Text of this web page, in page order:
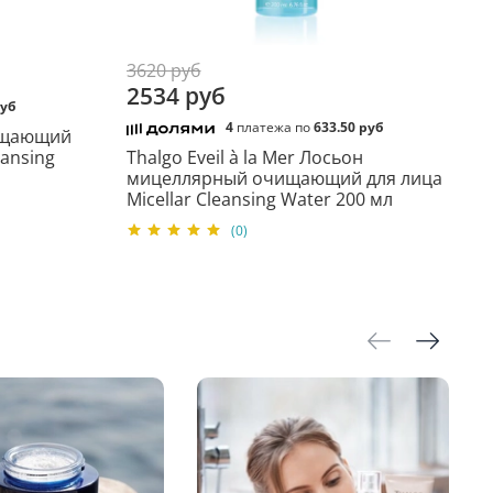
Oil, Fucus Vesiculosus Powder, Laminaria
Calcareum Powder, Calendula
Sodium Chloride, Palm Kernel Acid,
кожу круговыми движениями. Хорошо
в глаза немедленно промыть водой.
3620 руб
2534 руб
4платежа по633.50 руб
Thalgo Eveil à la Mer Лосьон
мицеллярный очищающий для лица
Micellar Cleansing Water 200 мл
(0)